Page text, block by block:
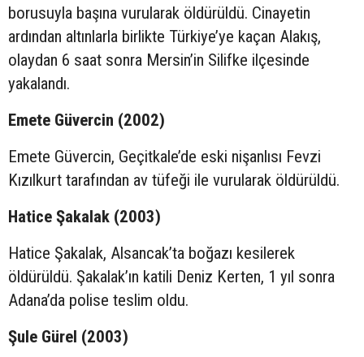
borusuyla başına vurularak öldürüldü. Cinayetin
ardından altınlarla birlikte Türkiye’ye kaçan Alakış,
olaydan 6 saat sonra Mersin’in Silifke ilçesinde
yakalandı.
Emete Güvercin (2002)
Emete Güvercin, Geçitkale’de eski nişanlısı Fevzi
Kızılkurt tarafından av tüfeği ile vurularak öldürüldü.
Hatice Şakalak (2003)
Hatice Şakalak, Alsancak’ta boğazı kesilerek
öldürüldü. Şakalak’ın katili Deniz Kerten, 1 yıl sonra
Adana’da polise teslim oldu.
Şule Gürel (2003)